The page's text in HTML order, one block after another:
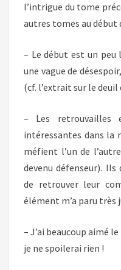
l’intrigue du tome
autres tomes au début
– Le début est un
une vague de
(cf. l’extrait sur le deuil
– Les
intéressantes dans la
méfient l’un de
devenu défenseur).
de retrouver leur
élément m’a paru très
– J’ai beaucoup aimé
je ne spoilerai rien !